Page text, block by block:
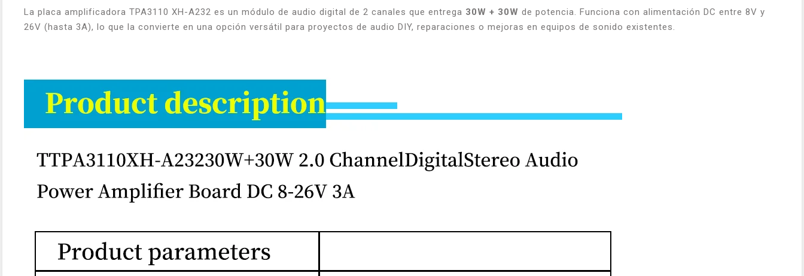
La placa amplificadora TPA3110 XH-A232 es un módulo de audio digital de 2 canales que entrega 30W + 30W de potencia. Funciona con alimentación DC entre 8V y
26V (hasta 3A), lo que la convierte en una opción versátil para proyectos de audio DIY, reparaciones o mejoras en equipos de sonido existentes.